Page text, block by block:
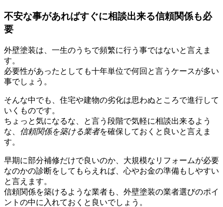
不安な事があればすぐに相談出来る信頼関係も必
要
外壁塗装は、一生のうちで頻繁に行う事ではないと言えま
す。
必要性があったとしても十年単位で何回と言うケースが多い
事でしょう。
そんな中でも、住宅や建物の劣化は思わぬところで進行して
いくものです。
ちょっと気になるな、と言う段階で気軽に相談出来るよう
な、 信頼関係を築ける業者を確保しておくと良いと言えま
す。
早期に部分補修だけで良いのか、大規模なリフォームが必要
なのかの診断をしてもらえれば、心やお金の準備もしやすい
と言えます。
信頼関係を築けるような業者も、外壁塗装の業者選びのポイ
ントの中に入れておくと良いでしょう。